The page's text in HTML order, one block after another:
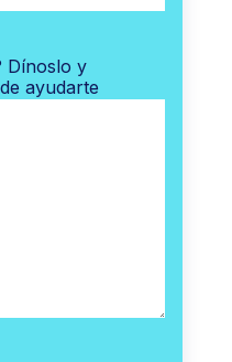
Dínoslo y
ayudarte